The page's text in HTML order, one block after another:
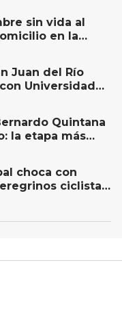
sin vida al
en la
San Juan del
Juan del Río
Universidad
para recibir
Quintana
la etapa más
vial
choca con
ciclistas
Querétaro